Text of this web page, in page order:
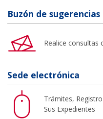
Buzón de sugerencias
Realice consultas
Sede electrónica
Trámites,
Sus Expedientes